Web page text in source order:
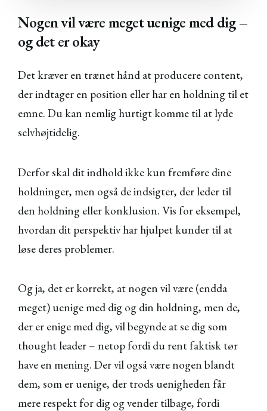
Nogen vil være meget uenige med dig –
og det er okay
Det kræver en trænet hånd at producere content,
der indtager en position eller har en holdning til et
emne. Du kan nemlig hurtigt komme til at lyde
selvhøjtidelig.
Derfor skal dit indhold ikke kun fremføre dine
holdninger, men også de indsigter, der leder til
den holdning eller konklusion. Vis for eksempel,
hvordan dit perspektiv har hjulpet kunder til at
løse deres problemer.
Og ja, det er korrekt, at nogen vil være (endda
meget) uenige med dig og din holdning, men de,
der er enige med dig, vil begynde at se dig som
thought leader – netop fordi du rent faktisk tør
have en mening. Der vil også være nogen blandt
dem, som er uenige, der trods uenigheden får
mere respekt for dig og vender tilbage, fordi